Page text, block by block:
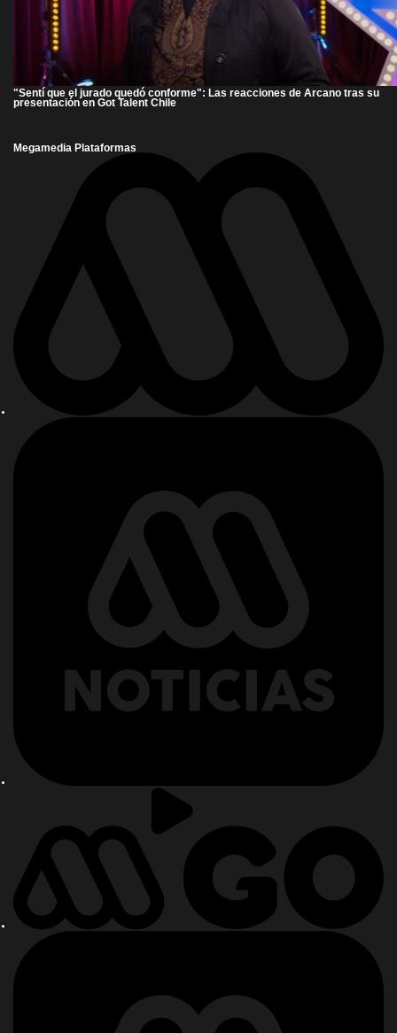
"Sentí que el jurado quedó conforme": Las reacciones de Arcano tras su
presentación en Got Talent Chile
Megamedia Plataformas